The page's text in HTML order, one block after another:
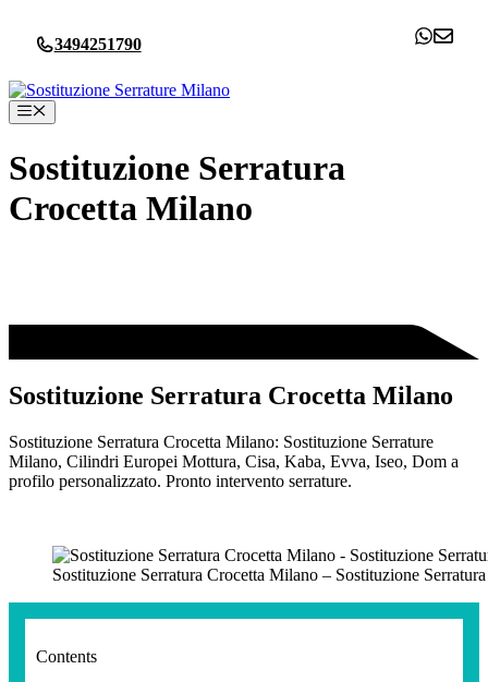
contenuto
3494251790
Menu
Sostituzione Serratura
Crocetta Milano
Sostituzione Serratura Crocetta Milano
Sostituzione Serratura Crocetta Milano: Sostituzione Serrature
Milano, Cilindri Europei Mottura, Cisa, Kaba, Evva, Iseo, Dom a
profilo personalizzato. Pronto intervento serrature.
Sostituzione Serratura Crocetta Milano – Sostituzione
Contents